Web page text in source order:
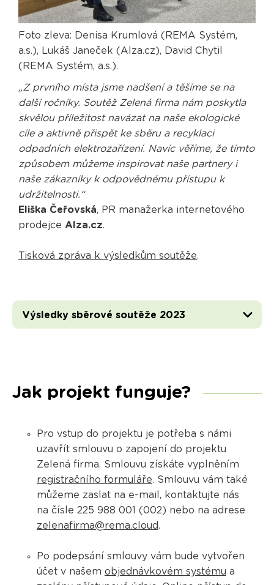
Foto zleva: Denisa Krumlová (REMA Systém,
a.s.), Lukáš Janeček (Alza.cz), David Chytil
(REMA Systém, a.s.).
„Z prvního místa jsme nadšení a těšíme se na
další ročníky. Soutěž Zelená firma nám poskytla
skvělou příležitost navázat na naše ekologické
cíle a aktivně přispět ke sběru a recyklaci
odpadních elektrozařízení. Navíc věříme, že tímto
způsobem můžeme inspirovat naše partnery i
naše zákazníky k odpovědnému přístupu k
udržitelnosti.“
Eliška Čeřovská, PR manažerka internetového
prodejce Alza.cz.
Tisková zpráva k výsledkům soutěže.
Výsledky sběrové soutěže 2023
Jak projekt funguje?
Pro vstup do projektu je potřeba s námi
uzavřít smlouvu o zapojení do projektu
Zelená firma. Smlouvu získáte vyplněním
registračního formuláře. Smlouvu vám také
můžeme zaslat na e-mail, kontaktujte nás
na čísle 225 988 001 (002) nebo na adrese
zelenafirma@rema.cloud.
Po podepsání smlouvy vám bude vytvořen
účet v našem objednávkovém systému a